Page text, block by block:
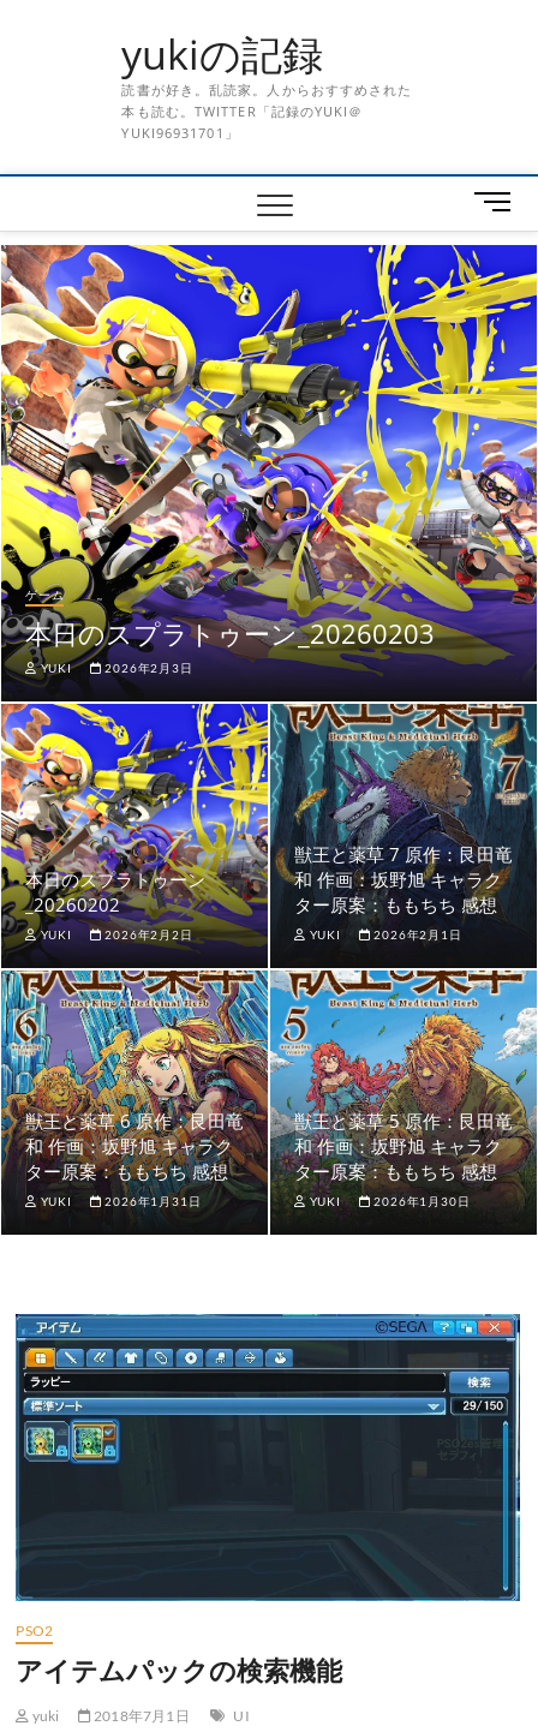
yukiの記録
読書が好き。乱読家。人からおすすめされた
本も読む。TWITTER「記録のYUKI＠
YUKI96931701」
メ
ニ
ー
ボ
タ
ン
ゲーム
本日のスプラトゥーン_20260203
YUKI 2026年2月3日
本日のスプラトゥーン
_20260202
YUKI 2026年2月2日
獣王と薬草 7 原作：艮田竜
和 作画：坂野旭 キャラク
ター原案：ももちち 感想
YUKI 2026年2月1日
獣王と薬草 6 原作：艮田竜
和 作画：坂野旭 キャラク
ター原案：ももちち 感想
YUKI 2026年1月31日
獣王と薬草 5 原作：艮田竜
和 作画：坂野旭 キャラク
ター原案：ももちち 感想
YUKI 2026年1月30日
PSO2
アイテムパックの検索機能
yuki 2018年7月1日 UI